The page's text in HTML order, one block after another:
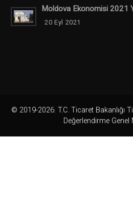
Moldova Ekonomisi 2021
20 Eyl 2021
© 2019-2026. T.C. Ticaret Bakanlığı
Değerlendirme Genel